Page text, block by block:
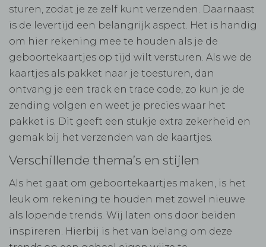
sturen, zodat je ze zelf kunt verzenden. Daarnaast
is de levertijd een belangrijk aspect. Het is handig
om hier rekening mee te houden als je de
geboortekaartjes op tijd wilt versturen. Als we de
kaartjes als pakket naar je toesturen, dan
ontvang je een track en trace code, zo kun je de
zending volgen en weet je precies waar het
pakket is. Dit geeft een stukje extra zekerheid en
gemak bij het verzenden van de kaartjes.
Verschillende thema’s en stijlen
Als het gaat om geboortekaartjes maken, is het
leuk om rekening te houden met zowel nieuwe
als lopende trends. Wij laten ons door beiden
inspireren. Hierbij is het van belang om deze